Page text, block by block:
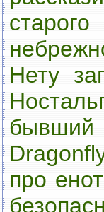
Нету
бывший
про